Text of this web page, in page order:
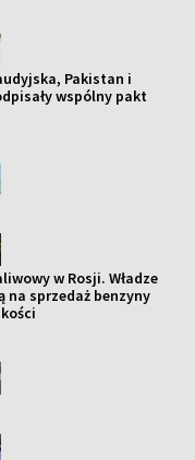
Pakistan i
wspólny pakt
w Rosji. Władze
na sprzedaż benzyny